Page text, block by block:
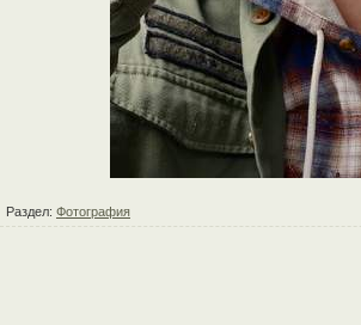
Раздел: Фотография